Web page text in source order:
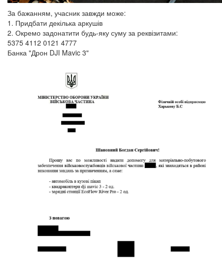
За бажанням, учасник завжди може:
1. Придбати декілька аркушів
2. Окремо задонатити будь-яку суму за реквізитами:
5375 4112 0121 4777
Банка "Дрон DJI Mavic 3"